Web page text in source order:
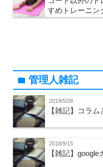
すめトレーニ
folder 管理人雑記
2019/5/28
【雑記】コラ
2018/9/15
【雑記】